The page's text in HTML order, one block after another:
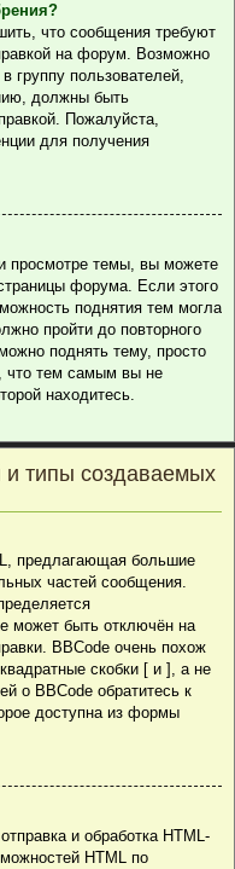
что сообщения требуют
на форум. Возможно
группу пользователей,
должны быть
Пожалуйста,
для получения
просмотре темы, вы можете
форума. Если этого
поднятия тем могла
пройти до повторного
поднять тему, просто
что тем самым вы не
находитесь.
типы создаваемых
предлагающая большие
частей сообщения.
может быть отключён на
BBCode очень похож
скобки [ и ], а не
о BBCode обратитесь к
доступна из формы
и обработка HTML-
HTML по